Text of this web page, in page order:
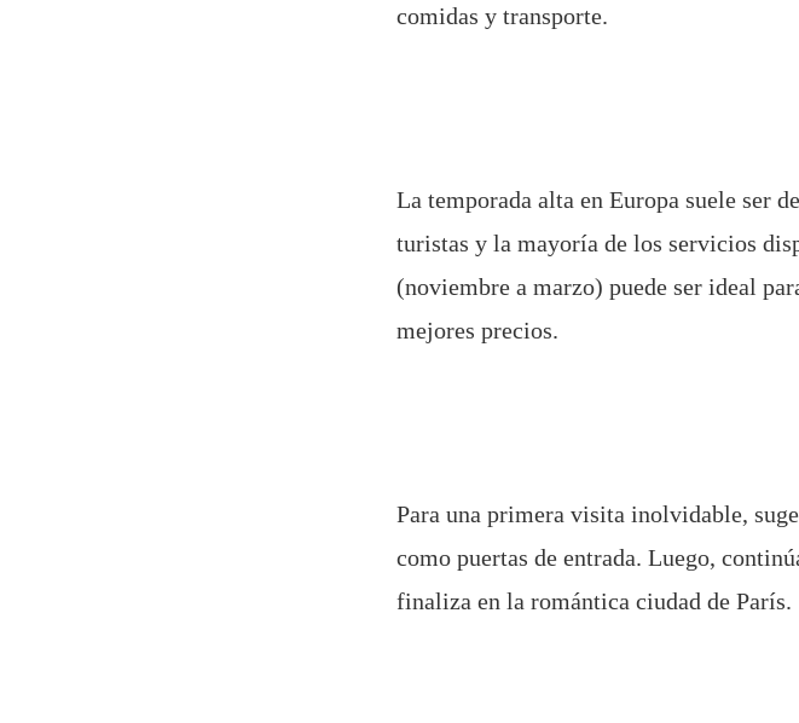
comidas y transporte.
La temporada alta en Europa suele ser
turistas y la mayoría de los servicios
(noviembre a marzo) puede ser ideal
mejores precios.
Para una primera visita inolvidable,
como puertas de entrada. Luego,
finaliza en la romántica ciudad de París.